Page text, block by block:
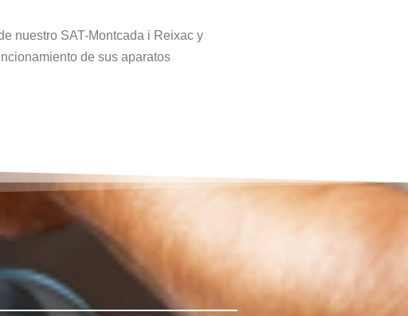
nuestro SAT-Montcada i Reixac y
de sus aparatos